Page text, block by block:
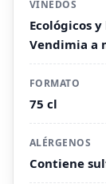
VIÑEDOS
Ecológicos y
Vendimia a
FORMATO
75 cl
ALÉRGENOS
Contiene